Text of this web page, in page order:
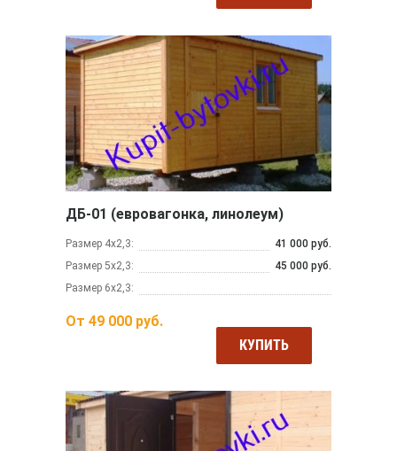
ДБ-01 (евровагонка, линолеум)
Размер 4х2,3:
41 000 руб.
Размер 5х2,3:
45 000 руб.
Размер 6х2,3:
От 49 000 руб.
КУПИТЬ